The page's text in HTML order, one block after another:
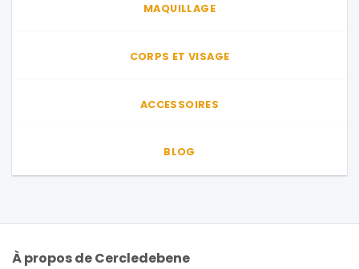
MAQUILLAGE
CORPS ET VISAGE
ACCESSOIRES
BLOG
À propos de Cercledebene